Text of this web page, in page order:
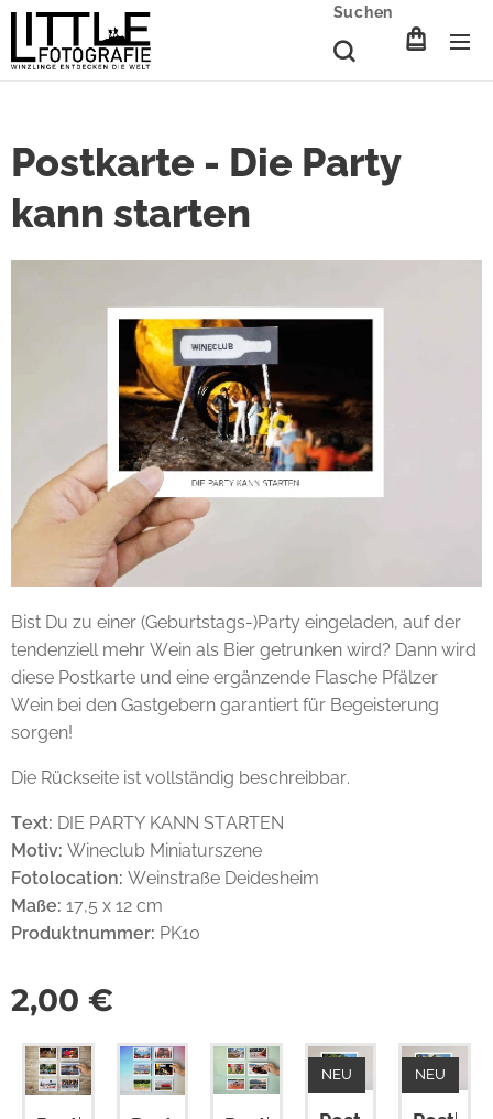
Suchen
Postkarte - Die Party
kann starten
Bist Du zu einer (Geburtstags-)Party eingeladen, auf der
tendenziell mehr Wein als Bier getrunken wird? Dann wird
diese Postkarte und eine ergänzende Flasche Pfälzer
Wein bei den Gastgebern garantiert für Begeisterung
sorgen!
Die Rückseite ist vollständig beschreibbar.
Text: DIE PARTY KANN STARTEN
Motiv: Wineclub Miniaturszene
Fotolocation: Weinstraße Deidesheim
Maße: 17,5 x 12 cm
Produktnummer: PK10
2,00 €
NEU NEU